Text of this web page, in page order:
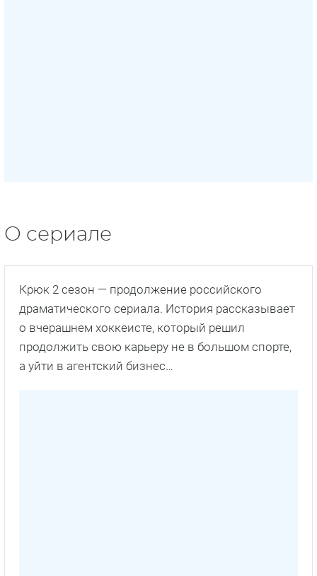
О сериале
Крюк 2 сезон — продолжение российского
драматического сериала. История рассказывает
о вчерашнем хоккеисте, который решил
продолжить свою карьеру не в большом спорте,
а уйти в агентский бизнес…